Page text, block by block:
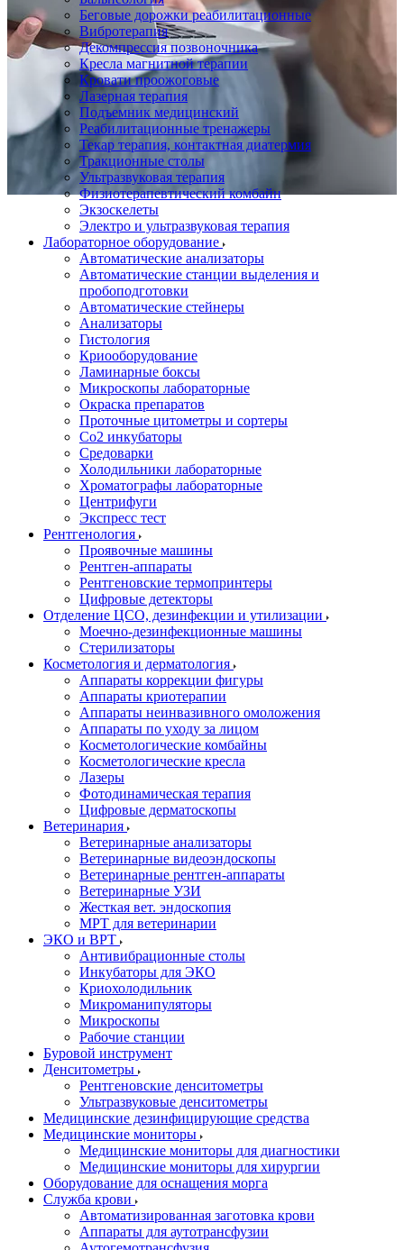
Беговые дорожки реабилитационные
Вибротерапия
Декомпрессия позвоночника
Кресла магнитной терапии
Кровати проожоговые
Лазерная терапия
Подъемник медицинский
Реабилитационные тренажеры
Текар терапия, контактная диатермия
Тракционные столы
Ультразвуковая терапия
Физиотерапевтический комбайн
Экзоскелеты
Электро и ультразвуковая терапия
Лабораторное оборудование
Автоматические анализаторы
Автоматические станции выделения и
пробоподготовки
Автоматические стейнеры
Анализаторы
Гистология
Криооборудование
Ламинарные боксы
Микроскопы лабораторные
Окраска препаратов
Проточные цитометры и сортеры
Со2 инкубаторы
Средоварки
Холодильники лабораторные
Хроматографы лабораторные
Центрифуги
Экспресс тест
Рентгенология
Проявочные машины
Рентген-аппараты
Рентгеновские термопринтеры
Цифровые детекторы
Отделение ЦСО, дезинфекции и утилизации
Моечно-дезинфекционные машины
Стерилизаторы
Косметология и дерматология
Аппараты коррекции фигуры
Аппараты криотерапии
Аппараты неинвазивного омоложения
Аппараты по уходу за лицом
Косметологические комбайны
Косметологические кресла
Лазеры
Фотодинамическая терапия
Цифровые дерматоскопы
Ветеринария
Ветеринарные анализаторы
Ветеринарные видеоэндоскопы
Ветеринарные рентген-аппараты
Ветеринарные УЗИ
Жесткая вет. эндоскопия
МРТ для ветеринарии
ЭКО и ВРТ
Антивибрационные столы
Инкубаторы для ЭКО
Криохолодильник
Микроманипуляторы
Микроскопы
Рабочие станции
Буровой инструмент
Денситометры
Рентгеновские денситометры
Ультразвуковые денситометры
Медицинские дезинфицирующие средства
Медицинские мониторы
Медицинские мониторы для диагностики
Медицинские мониторы для хирургии
Оборудование для оснащения морга
Служба крови
Автоматизированная заготовка крови
Аппараты для аутотрансфузии